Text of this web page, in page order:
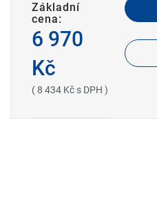
Základní
cena:
6 970
Kč
( 8 434 Kč s DPH )